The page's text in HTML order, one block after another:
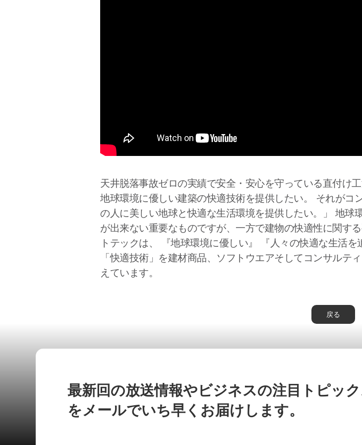
天井脱落事故ゼロの実績で安全・安心を守っている直付け
地球環境に優しい建築の快適技術を提供したい。 それがコ
の人に美しい地球と快適な生活環境を提供したい。」 地球
が出来ない重要なものですが、一方で建物の快適性に関す
トテックは、 『地球環境に優しい』 『人々の快適な生活
「快適技術」を建材商品、ソフトウエアそしてコンサルテ
えています。
戻る
最新回の放送情報やビジネスの注目トピッ
をメールでいち早くお届けします。